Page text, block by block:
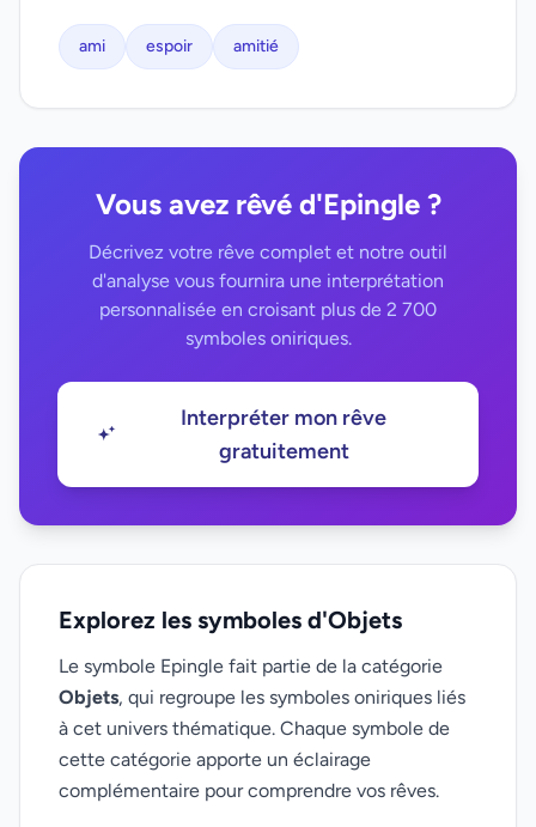
ami espoir amitié
Vous avez rêvé d'Epingle ?
Décrivez votre rêve complet et notre outil
d'analyse vous fournira une interprétation
personnalisée en croisant plus de 2 700
symboles oniriques.
Interpréter mon rêve
gratuitement
Explorez les symboles d'Objets
Le symbole Epingle fait partie de la catégorie
Objets, qui regroupe les symboles oniriques liés
à cet univers thématique. Chaque symbole de
cette catégorie apporte un éclairage
complémentaire pour comprendre vos rêves.